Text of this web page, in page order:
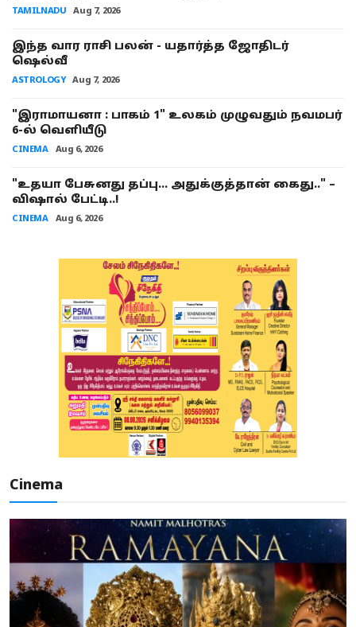
TAMILNADU Aug 7, 2026
இந்த வார ராசி பலன் - யதார்த்த ஜோதிடர்
ஷெல்வீ
ASTROLOGY Aug 7, 2026
"இராமாயனா : பாகம் 1" உலகம் முழுவதும் நவமபர்
6-ல் வெளியீடு
CINEMA Aug 6, 2026
"உதயா பேசுனது தப்பு… அதுக்குத்தான் கைது.." –
விஷால் பேட்டி..!
CINEMA Aug 6, 2026
Cinema